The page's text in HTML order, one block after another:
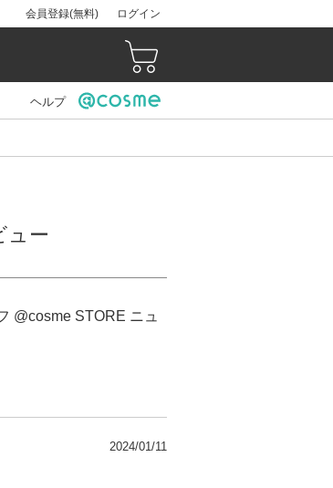
会員登録(無料) ログイン
ヘルプ
ュー
@cosme STORE ニュ
2024/01/11